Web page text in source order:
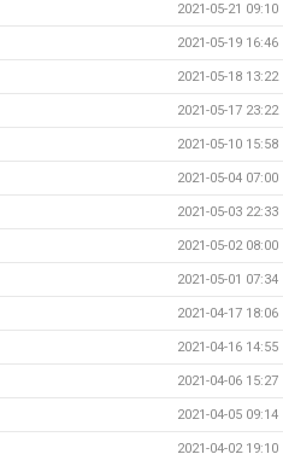
2021-05-21 09:10
2021-05-19 16:46
2021-05-18 13:22
2021-05-17 23:22
2021-05-10 15:58
2021-05-04 07:00
2021-05-03 22:33
2021-05-02 08:00
2021-05-01 07:34
2021-04-17 18:06
2021-04-16 14:55
2021-04-06 15:27
2021-04-05 09:14
2021-04-02 19:10